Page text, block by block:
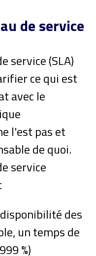
de service
service (SLA)
ce qui est
avec le
l'est pas et
de quoi.
service
des
un temps de
%)